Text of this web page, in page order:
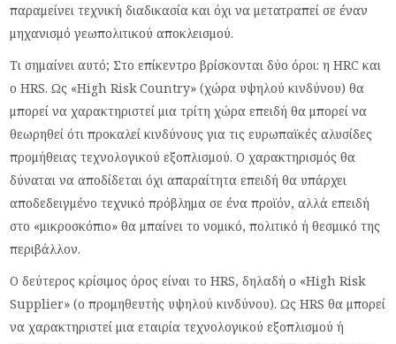
παραμείνει τεχνική διαδικασία και όχι να μετατραπεί σε έναν
μηχανισμό γεωπολιτικού αποκλεισμού.
Τι σημαίνει αυτό; Στο επίκεντρο βρίσκονται δύο όροι: η HRC και
ο HRS. Ως «High Risk Country» (χώρα υψηλού κινδύνου) θα
μπορεί να χαρακτηριστεί μια τρίτη χώρα επειδή θα μπορεί να
θεωρηθεί ότι προκαλεί κινδύνους για τις ευρωπαϊκές αλυσίδες
προμήθειας τεχνολογικού εξοπλισμού. Ο χαρακτηρισμός θα
δύναται να αποδίδεται όχι απαραίτητα επειδή θα υπάρχει
αποδεδειγμένο τεχνικό πρόβλημα σε ένα προϊόν, αλλά επειδή
στο «μικροσκόπιο» θα μπαίνει το νομικό, πολιτικό ή θεσμικό της
περιβάλλον.
Ο δεύτερος κρίσιμος όρος είναι το HRS, δηλαδή ο «High Risk
Supplier» (ο προμηθευτής υψηλού κινδύνου). Ως HRS θα μπορεί
να χαρακτηριστεί μια εταιρία τεχνολογικού εξοπλισμού ή